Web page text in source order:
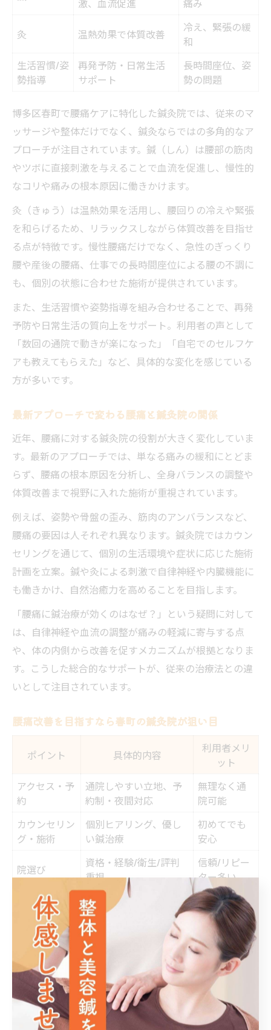
灸 温熱効果で体質改善
冷え、緊張の緩
和
生活習慣/姿
勢指導
再発予防・日常生活
サポート
長時間座位、姿
勢の問題
博多区春町で腰痛ケアに特化した鍼灸院では、従来のマ
ッサージや整体だけでなく、鍼灸ならではの多角的なア
プローチが注目されています。鍼（しん）は腰部の筋肉
やツボに直接刺激を与えることで血流を促進し、慢性的
なコリや痛みの根本原因に働きかけます。
灸（きゅう）は温熱効果を活用し、腰回りの冷えや緊張
を和らげるため、リラックスしながら体質改善を目指せ
る点が特徴です。慢性腰痛だけでなく、急性のぎっくり
腰や産後の腰痛、仕事での長時間座位による腰の不調に
も、個別の状態に合わせた施術が提供されています。
また、生活習慣や姿勢指導を組み合わせることで、再発
予防や日常生活の質向上をサポート。利用者の声として
「数回の通院で動きが楽になった」「自宅でのセルフケ
アも教えてもらえた」など、具体的な変化を感じている
方が多いです。
最新アプローチで変わる腰痛と鍼灸院の関係
近年、腰痛に対する鍼灸院の役割が大きく変化していま
す。最新のアプローチでは、単なる痛みの緩和にとどま
らず、腰痛の根本原因を分析し、全身バランスの調整や
体質改善まで視野に入れた施術が重視されています。
例えば、姿勢や骨盤の歪み、筋肉のアンバランスなど、
腰痛の要因は人それぞれ異なります。鍼灸院ではカウン
セリングを通じて、個別の生活環境や症状に応じた施術
計画を立案。鍼や灸による刺激で自律神経や内臓機能に
も働きかけ、自然治癒力を高めることを目指します。
「腰痛に鍼治療が効くのはなぜ？」という疑問に対して
は、自律神経や血流の調整が痛みの軽減に寄与する点
や、体の内側から改善を促すメカニズムが根拠となりま
す。こうした総合的なサポートが、従来の治療法との違
いとして注目されています。
腰痛改善を目指すなら春町の鍼灸院が狙い目
ポイント 具体的内容
利用者メリ
ット
アクセス・予
約
通院しやすい立地、予
約制・夜間対応
無理なく通
院可能
カウンセリン
グ・施術
個別ヒアリング、優し
い鍼治療
初めてでも
安心
院選び
資格・経験/衛生/評判
重視
信頼/リピー
ター多い
腰痛の改善を本気で目指すなら、春町エリアの鍼灸院を
選ぶことをおすすめします。理由は、通院しやすい立地
と、地域密着型のきめ細かなサポートが受けられる点に
あります。多忙な方でも無理なく通えるよう、予約制や
夜間対応など、生活スタイルに合わせた配慮がされてい
る院が増えています。
また、春町の鍼灸院では、初回のカウンセリングでしっ